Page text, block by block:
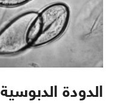
الدودة الدبوسية